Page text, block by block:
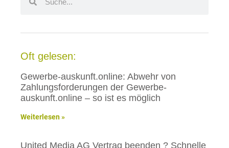
Oft gelesen:
Gewerbe-auskunft.online: Abwehr von
Zahlungsforderungen der Gewerbe-
auskunft.online – so ist es möglich
Weiterlesen »
United Media AG Vertrag beenden ? Schnelle